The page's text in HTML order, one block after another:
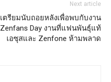
Next article
เตรียมนับถอยหลังเพื่อพบกับงาน
Zenfans Day งานที่แฟนพันธุ์แท้
เอซุสและ Zenfone ห้ามพลาด